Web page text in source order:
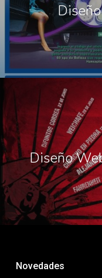
Diseño
Novedades